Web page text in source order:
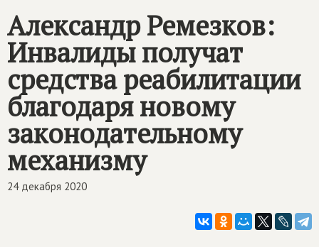
Контакты
Александр Ремезков:
Инвалиды получат
средства реабилитации
благодаря новому
законодательному
механизму
24 декабря 2020